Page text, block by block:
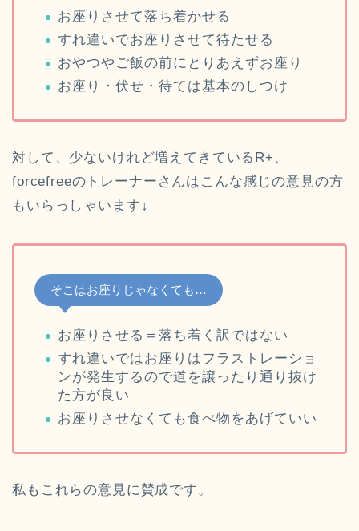
お座りさせて落ち着かせる
すれ違いでお座りさせて待たせる
おやつやご飯の前にとりあえずお座り
お座り・伏せ・待ては基本のしつけ
対して、少ないけれど増えてきているR+、
forcefreeのトレーナーさんはこんな感じの意見の方
もいらっしゃいます↓
そこはお座りじゃなくても…
お座りさせる＝落ち着く訳ではない
すれ違いではお座りはフラストレーショ
ンが発生するので道を譲ったり通り抜け
た方が良い
お座りさせなくても食べ物をあげていい
私もこれらの意見に賛成です。